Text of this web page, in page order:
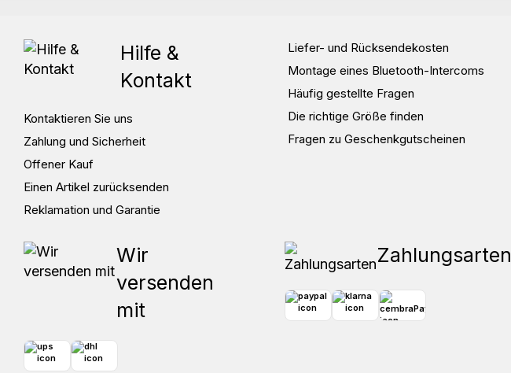
Hilfe &
Kontakt
Kontaktieren Sie uns
Zahlung und Sicherheit
Offener Kauf
Einen Artikel zurücksenden
Reklamation und Garantie
Liefer- und Rücksendekosten
Montage eines Bluetooth-Intercoms
Häufig gestellte Fragen
Die richtige Größe finden
Fragen zu Geschenkgutscheinen
Wir
versenden
mit
Zahlungsarten